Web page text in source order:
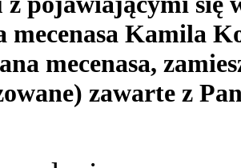
mecenasa Kamila
mecenasa,
zawarte z